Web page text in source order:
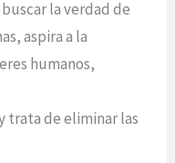
la verdad de
aspira a la
humanos,
trata de eliminar las